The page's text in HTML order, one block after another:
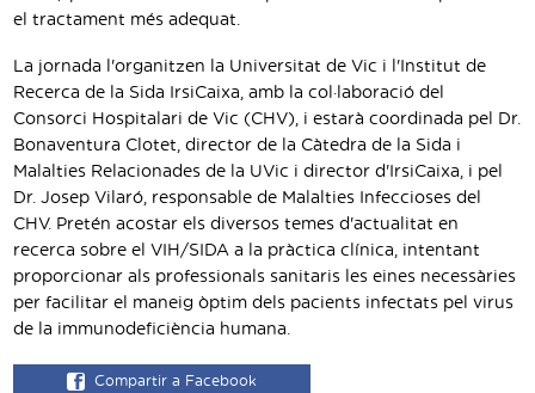
el tractament més adequat.
La jornada l'organitzen la Universitat de Vic i l'Institut de
Recerca de la Sida IrsiCaixa, amb la col·laboració del
Consorci Hospitalari de Vic (CHV), i estarà coordinada pel Dr.
Bonaventura Clotet, director de la Càtedra de la Sida i
Malalties Relacionades de la UVic i director d'IrsiCaixa, i pel
Dr. Josep Vilaró, responsable de Malalties Infeccioses del
CHV. Pretén acostar els diversos temes d'actualitat en
recerca sobre el VIH/SIDA a la pràctica clínica, intentant
proporcionar als professionals sanitaris les eines necessàries
per facilitar el maneig òptim dels pacients infectats pel virus
de la immunodeficiència humana.
Compartir a Facebook